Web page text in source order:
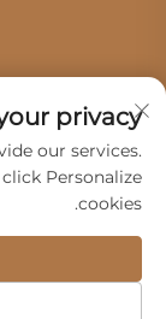
الوقت: 9:00
privacy
our services.
Personalize
cookies.